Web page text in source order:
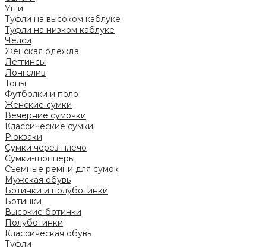
Угги
Туфли на высоком каблуке
Туфли на низком каблуке
Челси
Женская одежда
Леггинсы
Лонгслив
Топы
Футболки и поло
Женские сумки
Вечерние сумочки
Классические сумки
Рюкзаки
Сумки через плечо
Сумки-шопперы
Съемные ремни для сумок
Мужская обувь
Ботинки и полуботинки
Ботинки
Высокие ботинки
Полуботинки
Классическая обувь
Туфли